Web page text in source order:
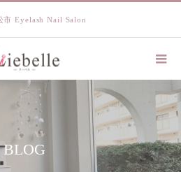
市 Eyelash Nail Salon
BLOG